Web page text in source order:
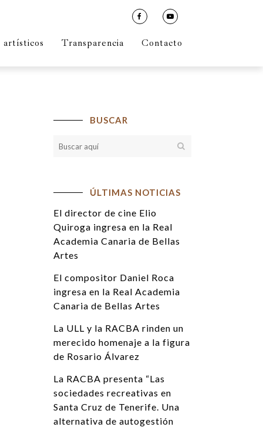
artísticos Transparencia Contacto
BUSCAR
ÚLTIMAS NOTICIAS
El director de cine Elio
Quiroga ingresa en la Real
Academia Canaria de Bellas
Artes
El compositor Daniel Roca
ingresa en la Real Academia
Canaria de Bellas Artes
La ULL y la RACBA rinden un
merecido homenaje a la figura
de Rosario Álvarez
La RACBA presenta “Las
sociedades recreativas en
Santa Cruz de Tenerife. Una
alternativa de autogestión